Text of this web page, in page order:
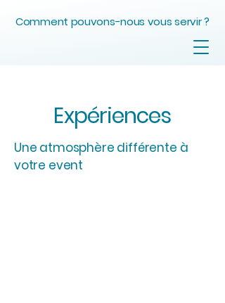
Comment pouvons-nous vous servir ?
Expériences
Une atmosphère différente à
votre event